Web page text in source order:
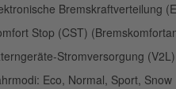
Bremskraftverteilung
Stop (CST)
Stromversorgung (V2L)
Eco, Normal, Sport, Snow